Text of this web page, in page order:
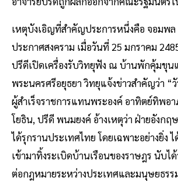
เหตุบังเอิญที่สำคัญประการหนึ่งคือ จอมพล
ประกาศสงคราม เมื่อวันที่ 25 มกราคม
ปรีดีเปิดเครื่องรับวิทยุฟัง ณ บ้านพักคุ้มขุ
พระนครศรีอยุธยา วิทยุแจ้งข่าวสำคัญว่า “
ผู้สำเร็จราชการแทนพระองค์ อาทิตย์ทิพอ
โยธิน, ปรีดี พนมยงค์ อ้างเหตุว่า ฝ่ายอังกฤ
ได้รุกรานประเทศไทย โดยเฉพาะอย่างยิ่ง
เข้ามาทิ้งระเบิดบ้านเรือนของราษฎร นับไ
ต่อกฎหมายระหว่างประเทศและมนุษยธร